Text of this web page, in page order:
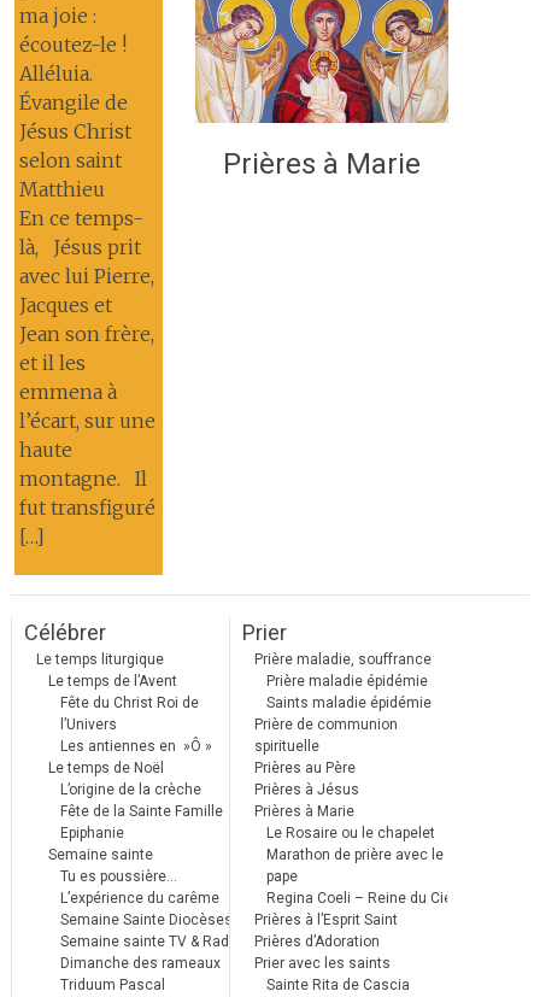
ma joie :
écoutez-le !
Alléluia.
Évangile de
Jésus Christ
selon saint
Matthieu
En ce temps-
là, Jésus prit
avec lui Pierre,
Jacques et
Jean son frère,
et il les
emmena à
l’écart, sur une
haute
montagne. Il
fut transfiguré
[…]
Prières à Marie
Célébrer
Le temps liturgique
Le temps de l’Avent
Fête du Christ Roi de
l’Univers
Les antiennes en »Ô »
Le temps de Noël
L’origine de la crèche
Fête de la Sainte Famille
Epiphanie
Semaine sainte
Tu es poussière…
L’expérience du carême
Semaine Sainte Diocèses
Semaine sainte TV & Radio
Dimanche des rameaux
Triduum Pascal
Prier
Prière maladie, souffrance
Prière maladie épidémie
Saints maladie épidémie
Prière de communion
spirituelle
Prières au Père
Prières à Jésus
Prières à Marie
Le Rosaire ou le chapelet
Marathon de prière avec le
pape
Regina Coeli – Reine du Ciel
Prières à l’Esprit Saint
Prières d’Adoration
Prier avec les saints
Sainte Rita de Cascia